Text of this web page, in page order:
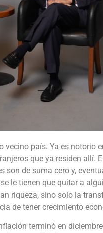
vecino país. Ya es notorio
que ya residen allí.
son de suma cero y,
le tienen que quitar a
riqueza, sino solo la
de tener crecimiento
terminó en